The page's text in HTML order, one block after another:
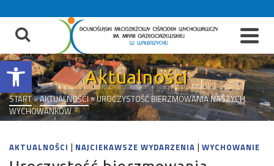
Otwórz pasek narzędzi
treści
Aktualności
START»AKTUALNOŚCI»UROCZYSTOŚĆ BIERZMOWANIA NASZYCH
WYCHOWANKÓW
AKTUALNOŚCI | NAJCIEKAWSZE WYDARZENIA | WYCHOWANIE